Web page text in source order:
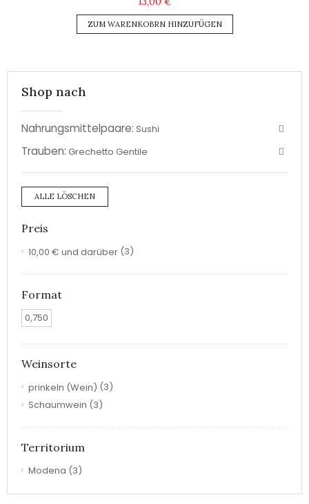
ZUM WARENKOBRN HINZUFÜGEN
Shop nach
Nahrungsmittelpaare: Sushi
Trauben: Grechetto Gentile
ALLE LÖSCHEN
Preis
10,00 € und darüber (3)
Format
0,750
Weinsorte
prinkeln (Wein) (3)
Schaumwein (3)
Territorium
Modena (3)